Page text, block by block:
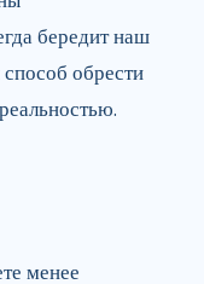
бередит наш
обрести
менее